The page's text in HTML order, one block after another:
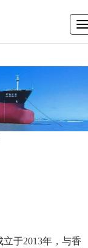
于2013年，与香